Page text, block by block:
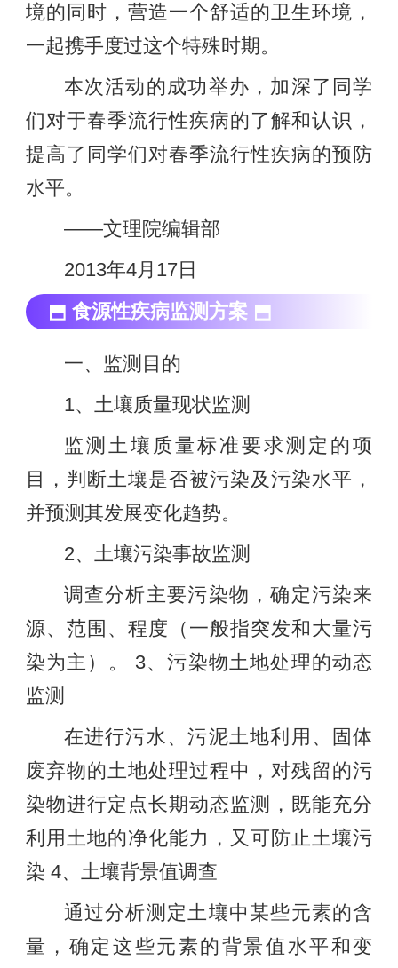
境的同时，营造一个舒适的卫生环境，
一起携手度过这个特殊时期。
本次活动的成功举办，加深了同学
们对于春季流行性疾病的了解和认识，
提高了同学们对春季流行性疾病的预防
水平。
——文理院编辑部
2013年4月17日
⬒ 食源性疾病监测方案 ⬒
一、监测目的
1、土壤质量现状监测
监测土壤质量标准要求测定的项
目，判断土壤是否被污染及污染水平，
并预测其发展变化趋势。
2、土壤污染事故监测
调查分析主要污染物，确定污染来
源、范围、程度（一般指突发和大量污
染为主）。 3、污染物土地处理的动态
监测
在进行污水、污泥土地利用、固体
废弃物的土地处理过程中，对残留的污
染物进行定点长期动态监测，既能充分
利用土地的净化能力，又可防止土壤污
染 4、土壤背景值调查
通过分析测定土壤中某些元素的含
量，确定这些元素的背景值水平和变